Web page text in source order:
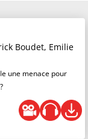
Boudet, Emilie
une menace pour